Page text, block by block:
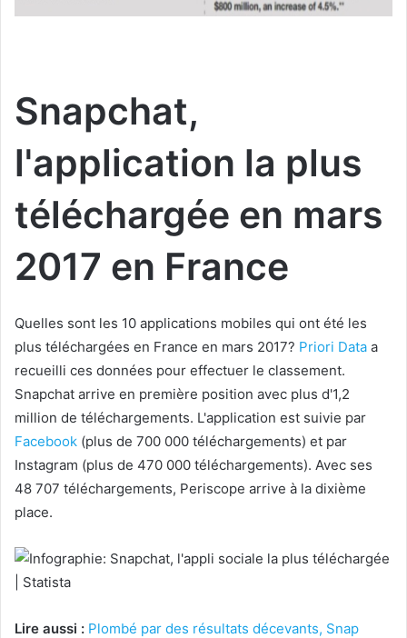
Snapchat,
l'application la plus
téléchargée en mars
2017 en France
Quelles sont les 10 applications mobiles qui ont été les
plus téléchargées en France en mars 2017? Priori Data a
recueilli ces données pour effectuer le classement.
Snapchat arrive en première position avec plus d'1,2
million de téléchargements. L'application est suivie par
Facebook (plus de 700 000 téléchargements) et par
Instagram (plus de 470 000 téléchargements). Avec ses
48 707 téléchargements, Periscope arrive à la dixième
place.
Lire aussi : Plombé par des résultats décevants, Snap